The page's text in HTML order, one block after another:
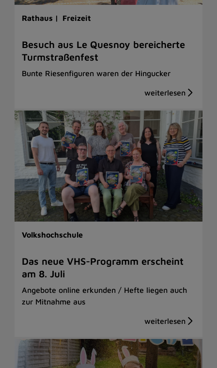
Rathaus | Freizeit
Besuch aus Le Quesnoy bereicherte
Turmstraßenfest
Bunte Riesenfiguren waren der Hingucker
Volkshochschule
Das neue VHS-Programm erscheint
am 8. Juli
Angebote online erkunden / Hefte liegen auch
zur Mitnahme aus